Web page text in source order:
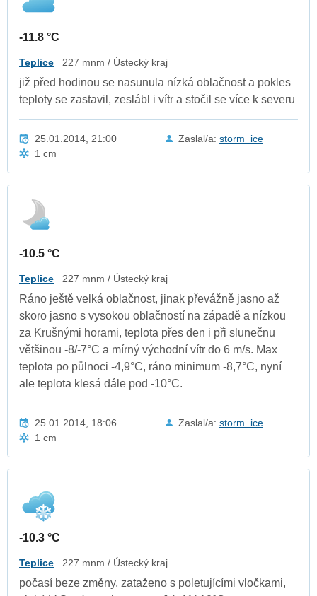
-11.8 °C
Teplice 227 mnm / Ústecký kraj
již před hodinou se nasunula nízká oblačnost a pokles
teploty se zastavil, zeslábl i vítr a stočil se více k severu
25.01.2014, 21:00 Zaslal/a: storm_ice
1 cm
-10.5 °C
Teplice 227 mnm / Ústecký kraj
Ráno ještě velká oblačnost, jinak převážně jasno až
skoro jasno s vysokou oblačností na západě a nízkou
za Krušnými horami, teplota přes den i při slunečnu
většinou -8/-7°C a mírný východní vítr do 6 m/s. Max
teplota po půlnoci -4,9°C, ráno minimum -8,7°C, nyní
ale teplota klesá dále pod -10°C.
25.01.2014, 18:06 Zaslal/a: storm_ice
1 cm
-10.3 °C
Teplice 227 mnm / Ústecký kraj
počasí beze změny, zataženo s poletujícími vločkami,